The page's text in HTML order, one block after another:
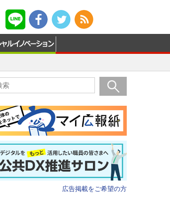
広告掲載をご希望の方